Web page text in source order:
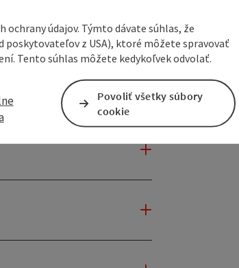
ochrany údajov. Týmto dávate súhlas, že
z USA), ktoré môžete spravovať
Tento súhlas môžete kedykoľvek odvolať.
Povoliť všetky súbory
cookie